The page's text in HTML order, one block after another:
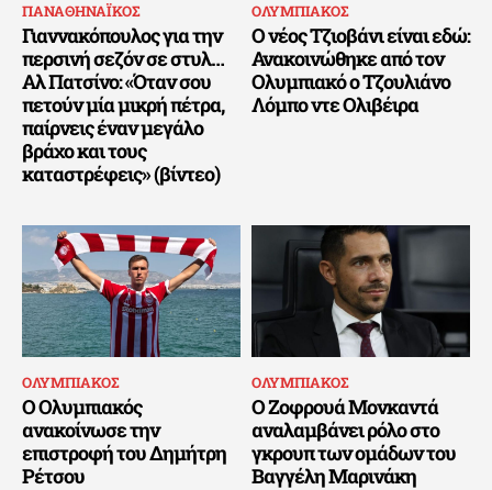
ΠΑΝΑΘΗΝΑΪΚΟΣ
Γιαννακόπουλος για την
περσινή σεζόν σε στυλ…
Αλ Πατσίνο: «Όταν σου
πετούν μία μικρή πέτρα,
παίρνεις έναν μεγάλο
βράχο και τους
καταστρέφεις» (βίντεο)
ΟΛΥΜΠΙΑΚΟΣ
Ο νέος Τζιοβάνι είναι εδώ:
Ανακοινώθηκε από τον
Ολυμπιακό ο Τζουλιάνο
Λόμπο ντε Ολιβέιρα
ΟΛΥΜΠΙΑΚΟΣ
Ο Ολυμπιακός
ανακοίνωσε την
επιστροφή του Δημήτρη
Ρέτσου
ΟΛΥΜΠΙΑΚΟΣ
Ο Ζοφρουά Μονκαντά
αναλαμβάνει ρόλο στο
γκρουπ των ομάδων του
Βαγγέλη Μαρινάκη